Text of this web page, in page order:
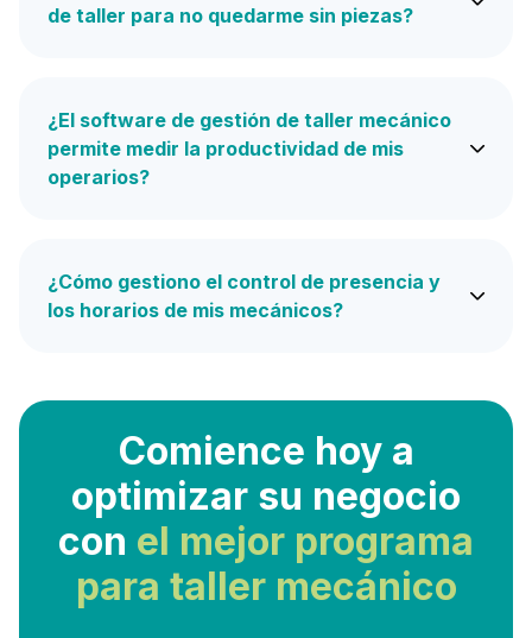
de taller para no quedarme sin piezas?
¿El software de gestión de taller mecánico
permite medir la productividad de mis
operarios?
¿Cómo gestiono el control de presencia y
los horarios de mis mecánicos?
Comience hoy a
optimizar su negocio
con el mejor programa
para taller mecánico